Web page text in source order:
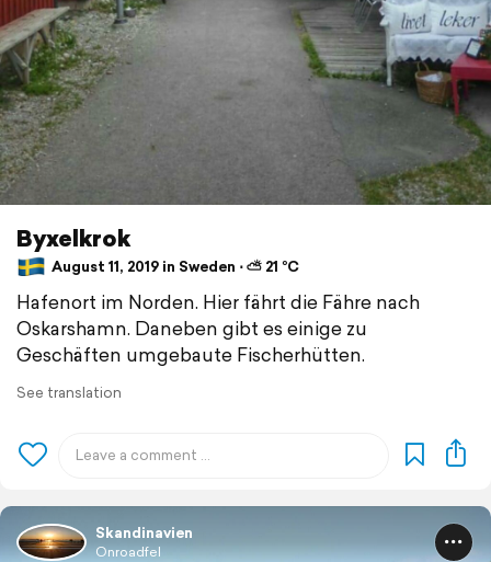
Byxelkrok
August 11, 2019 in Sweden ⋅ ⛅ 21 °C
Hafenort im Norden. Hier fährt die Fähre nach
Oskarshamn. Daneben gibt es einige zu
Geschäften umgebaute Fischerhütten.
See translation
Skandinavien
Onroadfel